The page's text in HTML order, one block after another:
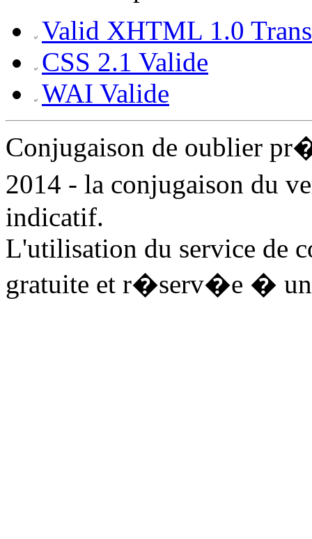
Valid XHTML 1.0
CSS 2.1 Valide
WAI Valide
Conjugaison de oublier
2014 - la conjugaison du
indicatif.
L'utilisation du service de
gratuite et r�serv�e � un